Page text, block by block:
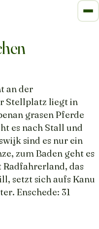
an der
Stellplatz liegt in
grasen Pferde
es nach Stall und
sind es nur ein
zum Baden geht es
Radfahrerland, das
setzt sich aufs Kanu
Enschede: 31